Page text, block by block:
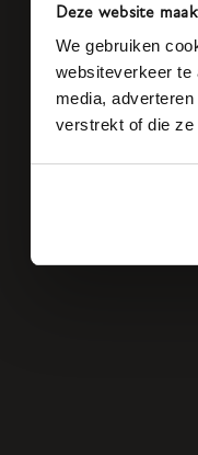
Deze website
We gebruiken
websiteverkeer te
media,
verstrekt of die